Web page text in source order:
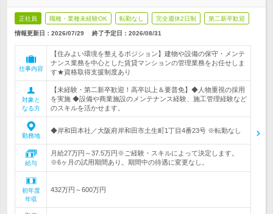
正社員 職種・業種未経験OK 転勤なし 完全週休2日制 第二新卒歓迎
情報更新日：2026/07/29 終了予定日： 2026/08/31
仕事内容
【住みよい環境を整えるポジション】建物や設備の保守・メンテ
ナンス業務を中心とした賃貸マンションの管理業務をお任せしま
す★資格取得支援制度あり
対象と
なる方
【未経験・第二新卒歓迎！高卒以上＆要普免】◆人物重視の採用
を実施 ◆設備や商業施設のメンテナンス経験、施工管理経験など
のスキルを活かせます。
勤務地
◆岸和田本社／大阪府岸和田市土生町1丁目4番23号 ※転勤なし
給与
月給27万円～37.5万円※ご経験・スキルによって決定します。
※6ヶ月の試用期間あり。期間中の待遇に変更なし。
初年度
年収
432万円～600万円